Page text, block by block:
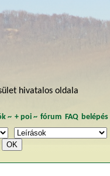
hivatalos oldala
~ + poi~ fórum FAQ belépés